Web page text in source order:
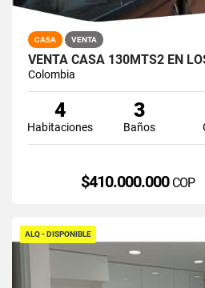
CASA VENTA
VENTA CASA 130MTS2 EN
Colombia
4
Habitaciones
3
Baños
$410.000.000 COP
ALQ - DISPONIBLE